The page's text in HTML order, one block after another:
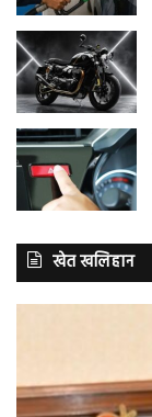
खेत खलिहान